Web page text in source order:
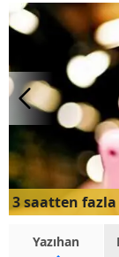
3 saatten
Yazıhan